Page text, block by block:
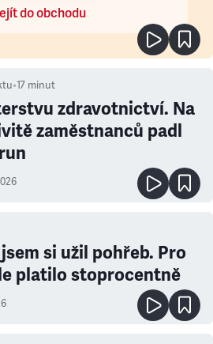
do obchodu
•17 minut
zdravotnictví. Na
zaměstnanců padl
si užil pohřeb. Pro
platilo stoprocentně